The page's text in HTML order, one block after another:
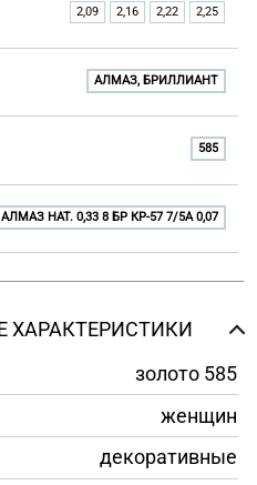
2,09 2,16 2,22 2,25
АЛМАЗ, БРИЛЛИАНТ
585
АЛМАЗ НАТ. 0,33 8 БР КР-57 7/5A 0,07
золото 585
женщин
декоративные